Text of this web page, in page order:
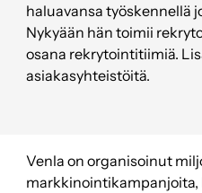
haluavansa työskennellä
Nykyään hän toimii
osana rekrytointitiimiä.
asiakasyhteistöitä.
Venla on organisoinut